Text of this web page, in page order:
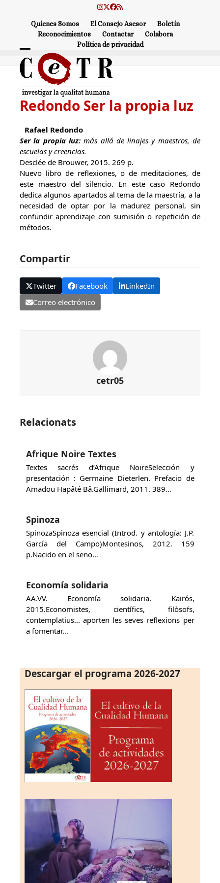
Instagram
Twitter
Facebook
RSS
Quienes Somos El Consejo Asesor
Boletín
Reconocimientos
Contactar
Colabora
Política de privacidad
Open
mobile
menu
Close
mobile
menu
Redondo Ser la propia luz
Rafael Redondo
Ser la propia luz:más allá de linajes y maestros, de
escuelas y creencias.
Desclée de Brouwer, 2015. 269 p.
Nuevo libro de reflexiones, o de meditaciones, de
este maestro del silencio. En este caso Redondo
dedica algunos apartados al tema de la maestría, a la
necesidad de optar por la madurez personal, sin
confundir aprendizaje con sumisión o repetición de
métodos.
Compartir
Twitter Facebook
LinkedIn
Correo electrónico
cetr05
Relacionats
Afrique Noire Textes
Textes sacrés d’Afrique NoireSelección y
presentación : Germaine Dieterlen. Prefacio de
Amadou Hapâté Bâ.Gallimard, 2011. 389…
Spinoza
SpinozaSpinoza esencial (Introd. y antología: J.P.
García del Campo)Montesinos, 2012. 159
p.Nacido en el seno…
Economía solidaria
AA.VV. Economía solidaria. Kairós,
2015.Economistes, científics, filòsofs,
contemplatius... aporten les seves reflexions per
a fomentar…
Descargar el programa 2026-2027